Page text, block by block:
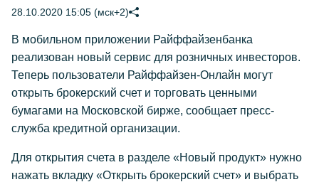
28.10.2020 15:05 (мск+2)
В мобильном приложении Райффайзенбанка
реализован новый сервис для розничных инвесторов.
Теперь пользователи Райффайзен-Онлайн могут
открыть брокерский счет и торговать ценными
бумагами на Московской бирже, сообщает пресс-
служба кредитной организации.
Для открытия счета в разделе «Новый продукт» нужно
нажать вкладку «Открыть брокерский счет» и выбрать